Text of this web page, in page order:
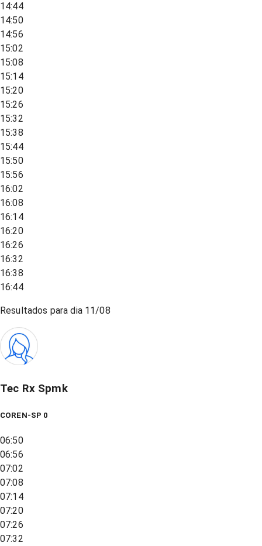
14:44
14:50
14:56
15:02
15:08
15:14
15:20
15:26
15:32
15:38
15:44
15:50
15:56
16:02
16:08
16:14
16:20
16:26
16:32
16:38
16:44
Resultados para dia 11/08
Tec Rx Spmk
COREN-SP 0
06:50
06:56
07:02
07:08
07:14
07:20
07:26
07:32